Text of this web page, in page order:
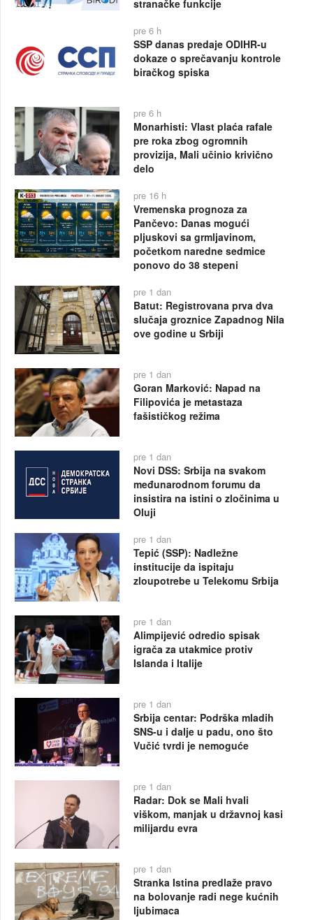
stranačke funkcije
pre 6 h
SSP danas predaje ODIHR-u
dokaze o sprečavanju kontrole
biračkog spiska
pre 6 h
Monarhisti: Vlast plaća rafale
pre roka zbog ogromnih
provizija, Mali učinio krivično
delo
pre 16 h
Vremenska prognoza za
Pančevo: Danas mogući
pljuskovi sa grmljavinom,
početkom naredne sedmice
ponovo do 38 stepeni
pre 1 dan
Batut: Registrovana prva dva
slučaja groznice Zapadnog Nila
ove godine u Srbiji
pre 1 dan
Goran Marković: Napad na
Filipovića je metastaza
fašističkog režima
pre 1 dan
Novi DSS: Srbija na svakom
međunarodnom forumu da
insistira na istini o zločinima u
Oluji
pre 1 dan
Tepić (SSP): Nadležne
institucije da ispitaju
zloupotrebe u Telekomu Srbija
pre 1 dan
Alimpijević odredio spisak
igrača za utakmice protiv
Islanda i Italije
pre 1 dan
Srbija centar: Podrška mladih
SNS-u i dalje u padu, ono što
Vučić tvrdi je nemoguće
pre 1 dan
Radar: Dok se Mali hvali
viškom, manjak u državnoj kasi
milijardu evra
pre 1 dan
Stranka Istina predlaže pravo
na bolovanje radi nege kućnih
ljubimaca